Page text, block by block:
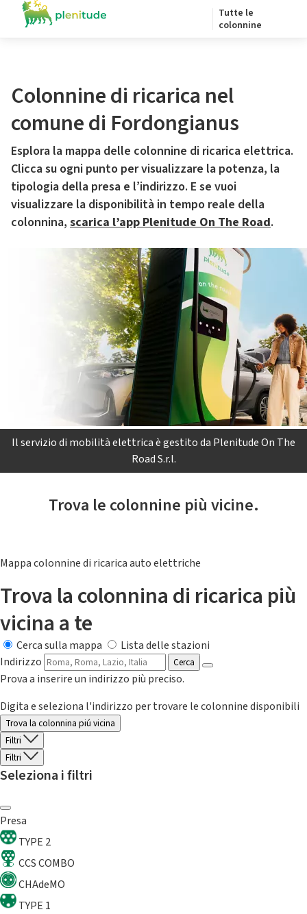
Tutte le
colonnine
Colonnine di ricarica nel
comune di Fordongianus
Esplora la mappa delle colonnine di ricarica elettrica.
Clicca su ogni punto per visualizzare la potenza, la
tipologia della presa e l’indirizzo. E se vuoi
visualizzare la disponibilità in tempo reale della
colonnina, scarica l’app Plenitude On The Road.
Il servizio di mobilità elettrica è gestito da Plenitude On The
Road S.r.l.
Trova le colonnine più vicine.
Mappa colonnine di ricarica auto elettriche
Trova la colonnina di ricarica più
vicina a te
Cerca sulla mappa
Lista delle stazioni
Indirizzo
Cerca
Prova a inserire un indirizzo più preciso.
Digita e seleziona l'indirizzo per trovare le colonnine disponibili
Trova la colonnina piú vicina
Filtri
Filtri
Seleziona i filtri
Presa
TYPE 2
CCS COMBO
CHAdeMO
TYPE 1